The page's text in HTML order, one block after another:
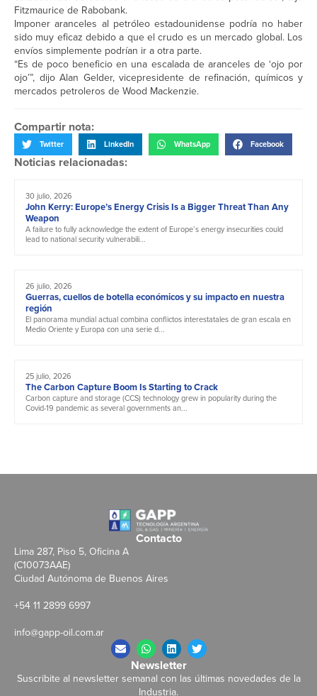
Fitzmaurice de Rabobank.
Imponer aranceles al petróleo estadounidense podría no haber
sido muy eficaz debido a que el crudo es un mercado global. Los
envíos simplemente podrían ir a otra parte.
“Es de poco beneficio en una escalada de aranceles de ‘ojo por
ojo’”, dijo Alan Gelder, vicepresidente de refinación, químicos y
mercados petroleros de Wood Mackenzie.
Compartir nota:
Twitter LinkedIn WhatsApp Facebook
Noticias relacionadas:
30 julio, 2026
John Kerry: Europe’s Energy Crisis Is a Bigger Threat Than Any
Weapon
A failure to fully acknowledge the extent of Europe’s energy insecurities could
lead to national security vulnerabili...
26 julio, 2026
Guerras, cuellos de botella económicos y su impacto en nuestra
región
El panorama mundial actual combina conflictos interestatales de gran escala en
Medio Oriente y Europa con una serie d...
25 julio, 2026
The Carbon Capture Boom Is Starting to Crack
Carbon capture and storage (CCS) technology grew in popularity during the
Covid-19 pandemic as several governments an...
Contacto
Lima 287, Piso 5, Oficina A
(C10073AAE)
Ciudad Autónoma de Buenos Aires
+54 11 2899 6997
info@gapp-oil.com.ar
Newsletter
Suscribite al newsletter semanal con las últimas novedades de la
Industria.